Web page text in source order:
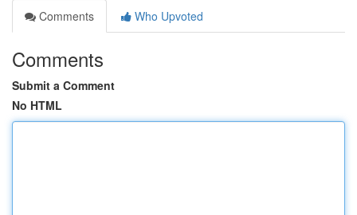
Comments
Who Upvoted
Comments
Submit a Comment
No HTML